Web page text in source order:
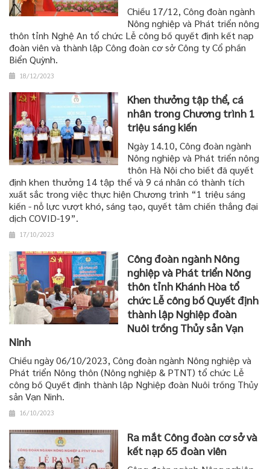
Chiều 17/12, Công đoàn ngành
Nông nghiệp và Phát triển nông
thôn tỉnh Nghệ An tổ chức Lễ công bố quyết định kết nạp
đoàn viên và thành lập Công đoàn cơ sở Công ty Cổ phần
Biển Quỳnh.
18/12/2023
Khen thưởng tập thể, cá
nhân trong Chương trình 1
triệu sáng kiến
Ngày 14.10, Công đoàn ngành
Nông nghiệp và Phát triển nông
thôn Hà Nội cho biết đã quyết
định khen thưởng 14 tập thể và 9 cá nhân có thành tích
xuất sắc trong việc thực hiện Chương trình “1 triệu sáng
kiến - nỗ lực vượt khó, sáng tạo, quyết tâm chiến thắng đại
dịch COVID-19”.
17/10/2023
Công đoàn ngành Nông
nghiệp và Phát triển Nông
thôn tỉnh Khánh Hòa tổ
chức Lễ công bố Quyết định
thành lập Nghiệp đoàn
Nuôi trồng Thủy sản Vạn
Ninh
Chiều ngày 06/10/2023, Công đoàn ngành Nông nghiệp và
Phát triển Nông thôn (Nông nghiệp & PTNT) tổ chức Lễ
công bố Quyết định thành lập Nghiệp đoàn Nuôi trồng Thủy
sản Vạn Ninh.
16/10/2023
Ra mắt Công đoàn cơ sở và
kết nạp 65 đoàn viên